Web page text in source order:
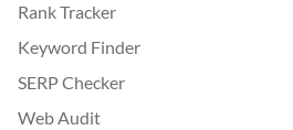
Rank Tracker
Keyword Finder
SERP Checker
Web Audit